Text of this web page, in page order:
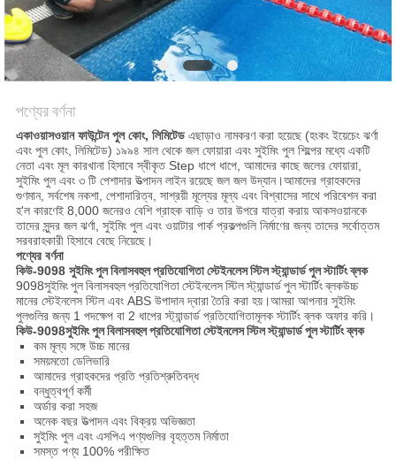
পণ্যের বর্ণনা
একাওয়াসওয়ান ফাউন্টেন পুল কোং, লিমিটেড এছাড়াও নামকরণ করা হয়েছে (হংকং ইয়েচেং ঝর্ণা
এবং পুল কোং, লিমিটেড) ১৯৯৪ সাল থেকে জল ফোয়ারা এবং সুইমিং পুল শিল্পের মধ্যে একটি
নেতা এবং মূল কারখানা হিসাবে স্বীকৃত Step ধাপে ধাপে, আমাদের কাছে জলের ফোয়ারা,
সুইমিং পুল এবং ৩ টি পেশাদার উত্পাদন লাইন রয়েছে জল জল উদ্যান।আমাদের গ্রাহকদের
গুণমান, সর্বশেষ নকশা, পেশাদারিত্ব, সাশ্রয়ী মূল্যের মূল্য এবং বিশ্বাসের সাথে পরিবেশন করা
হ'ল কারণেই 8,000 জনেরও বেশি গ্রাহক বাড়ি ও তার উপরে যাত্রা করায় আকসওয়ানকে
তাদের সুন্দর জল ঝর্ণা, সুইমিং পুল এবং ওয়াটার পার্ক প্রকল্পগুলি নির্মাণের জন্য তাদের সর্বোত্তম
সরবরাহকারী হিসাবে বেছে নিয়েছে।
পণ্যের বর্ণনা
কিউ-9098 সুইমিং পুল বিলাসবহুল প্রতিযোগিতা স্টেইনলেস স্টিল স্ট্যান্ডার্ড পুল স্টার্টিং ব্লক
9098সুইমিং পুল বিলাসবহুল প্রতিযোগিতা স্টেইনলেস স্টিল স্ট্যান্ডার্ড পুল স্টার্টিং ব্লকউচ্চ
মানের স্টেইনলেস স্টিল এবং ABS উপাদান দ্বারা তৈরি করা হয়।আমরা আপনার সুইমিং
পুলগুলির জন্য 1 পদক্ষেপ বা 2 ধাপের স্ট্যান্ডার্ড প্রতিযোগিতামূলক স্টার্টিং ব্লক অফার করি।
কিউ-9098সুইমিং পুল বিলাসবহুল প্রতিযোগিতা স্টেইনলেস স্টিল স্ট্যান্ডার্ড পুল স্টার্টিং ব্লক
কম মূল্য সঙ্গে উচ্চ মানের
সময়মতো ডেলিভারি
আমাদের গ্রাহকদের প্রতি প্রতিশ্রুতিবদ্ধ
বন্ধুত্বপূর্ণ কর্মী
অর্ডার করা সহজ
অনেক বছর উত্পাদন এবং বিক্রয় অভিজ্ঞতা
সুইমিং পুল এবং এসপিএ পণ্যগুলির বৃহত্তম নির্মাতা
সমস্ত পণ্য 100% পরীক্ষিত